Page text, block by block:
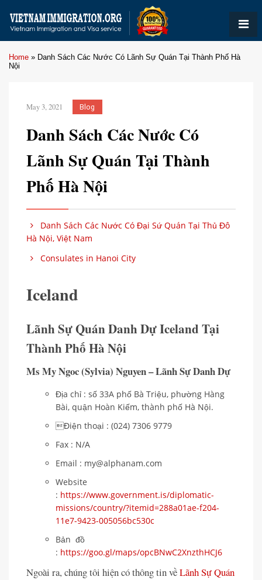
Home » Danh Sách Các Nước Có Lãnh Sự Quán Tại Thành Phố Hà
Nội
May 3, 2021 Blog
Danh Sách Các Nước Có
Lãnh Sự Quán Tại Thành
Phố Hà Nội
Danh Sách Các Nước Có Đại Sứ Quán Tại Thủ Đô
Hà Nội, Việt Nam
Consulates in Hanoi City
Iceland
Lãnh Sự Quán Danh Dự Iceland Tại
Thành Phố Hà Nội
Ms My Ngoc (Sylvia) Nguyen – Lãnh Sự Danh Dự
Địa chỉ : số 33A phố Bà Triệu, phường Hàng
Bài, quận Hoàn Kiếm, thành phố Hà Nội.
Điện thoại : (024) 7306 9779
Fax : N/A
Email : my@alphanam.com
Website
: https://www.government.is/diplomatic-
missions/country/?itemid=288a01ae-f204-
11e7-9423-005056bc530c
Bản đồ
: https://goo.gl/maps/opcBNwC2XnzthHCJ6
Ngoài ra, chúng tôi hiện có thông tin vềLãnh Sự Quán